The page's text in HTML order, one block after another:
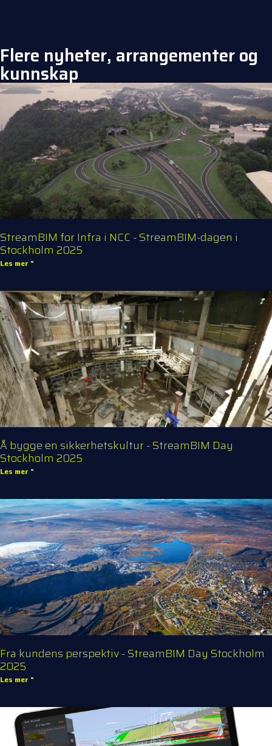
Flere nyheter, arrangementer og
kunnskap
StreamBIM for Infra i NCC - StreamBIM-dagen i
Stockholm 2025
Les mer "
Å bygge en sikkerhetskultur - StreamBIM Day
Stockholm 2025
Les mer "
Fra kundens perspektiv - StreamBIM Day Stockholm
2025
Les mer "